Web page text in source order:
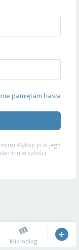
nie pamiętam hasła
Wykop.pl w jego
w całości,
Mikroblog